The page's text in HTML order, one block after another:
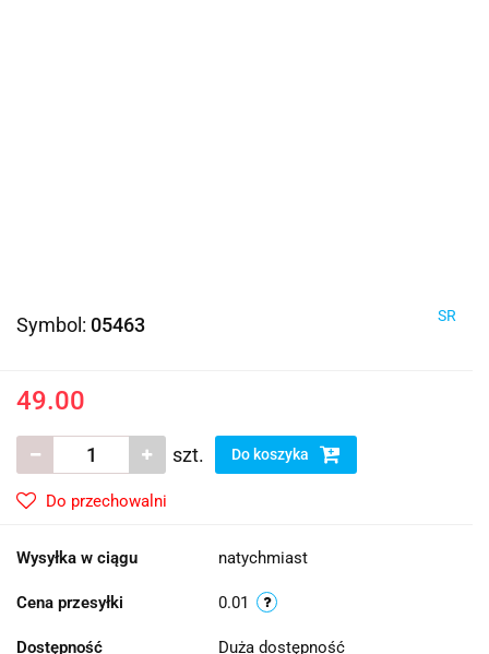
Symbol: 05463 SR
49.00
szt. Do koszyka
Do przechowalni
Wysyłka w ciągu natychmiast
Cena przesyłki 0.01
Dostępność Duża dostępność